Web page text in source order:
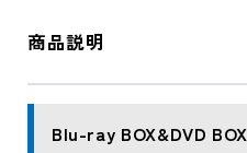
商品説明
Blu-ray BOX&DVD